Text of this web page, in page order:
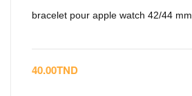
bracelet pour apple watch 42/44 mm
40.00TND